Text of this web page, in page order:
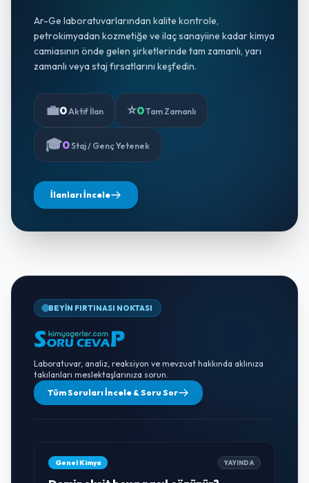
Ar-Ge laboratuvarlarından kalite kontrole,
petrokimyadan kozmetiğe ve ilaç sanayiine kadar kimya
camiasının önde gelen şirketlerinde tam zamanlı, yarı
zamanlı veya staj fırsatlarını keşfedin.
💼0Aktif İlan ⭐0Tam Zamanlı
🎓0Staj / Genç Yetenek
İlanları İncele
BEYİN FIRTINASI NOKTASI
Laboratuvar, analiz, reaksiyon ve mevzuat hakkında aklınıza
takılanları meslektaşlarınıza sorun.
Tüm Soruları İncele & Soru Sor
Genel Kimya YAYINDA